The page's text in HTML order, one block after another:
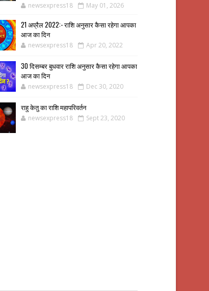
newsexpress18 May 01, 2026
21 अप्रैल 2022:- राशि अनुसार कैसा रहेगा आपका
आज का दिन
newsexpress18 Apr 20, 2022
30 दिसम्बर बुधवार राशि अनुसार कैसा रहेगा आपका
आज का दिन
newsexpress18 Dec 30, 2020
राहु केतु का राशि महापरिवर्तन
newsexpress18 Sept 23, 2020